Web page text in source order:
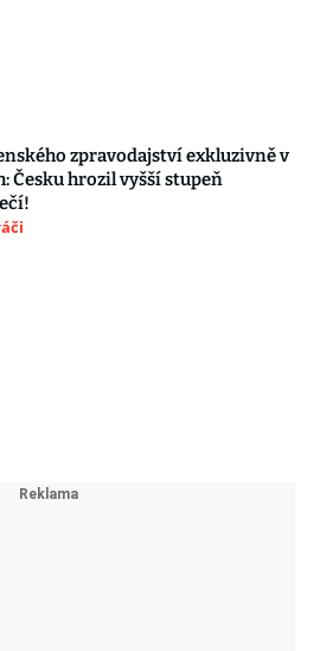
zpravodajství exkluzivně v
Česku hrozil vyšší stupeň